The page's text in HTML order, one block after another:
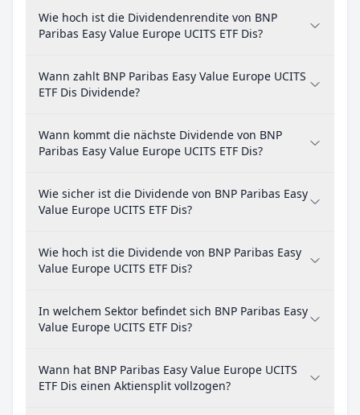
Wie hoch ist die Dividendenrendite von BNP
Paribas Easy Value Europe UCITS ETF Dis?
Wann zahlt BNP Paribas Easy Value Europe UCITS
ETF Dis Dividende?
Wann kommt die nächste Dividende von BNP
Paribas Easy Value Europe UCITS ETF Dis?
Wie sicher ist die Dividende von BNP Paribas Easy
Value Europe UCITS ETF Dis?
Wie hoch ist die Dividende von BNP Paribas Easy
Value Europe UCITS ETF Dis?
In welchem Sektor befindet sich BNP Paribas Easy
Value Europe UCITS ETF Dis?
Wann hat BNP Paribas Easy Value Europe UCITS
ETF Dis einen Aktiensplit vollzogen?